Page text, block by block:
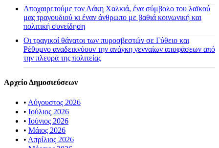
Αποχαιρετούμε τον Λάκη Χαλκιά, ένα σύμβολο του λαϊκού
μας τραγουδιού κι έναν άνθρωπο με βαθιά κοινωνική και
πολιτική συνείδηση
Οι τραγικοί θάνατοι των πυροσβεστών σε Γύθειο και
Ρέθυμνο αναδεικνύουν την ανάγκη γενναίων αποφάσεων από
την πλευρά της πολιτείας
Αρχείο Δημοσιεύσεων
• Αύγουστος 2026
• Ιούλιος 2026
• Ιούνιος 2026
• Μάιος 2026
• Απρίλιος 2026